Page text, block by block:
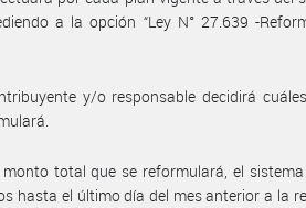
a la opción “Ley N° 27.639 -
y/o responsable decidirá
total que se reformulará, el
hasta el último día del mes anterior a la